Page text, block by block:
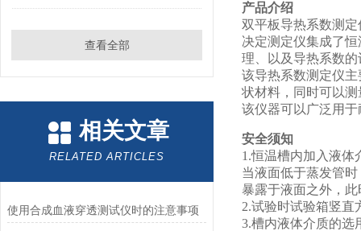
查看全部
相关文章
RELATED ARTICLES
使用合成血液穿透测试仪时的注意事项
产品介绍
双平板导热系数测
决定测定仪集成了
理、以及导热系数
该导热系数测定仪
状材料，同时可以
该仪器可以广泛用
安全须知
1.恒温槽内加入液体
当液面低于蒸发管
暴露于液面之外，
2.试验时试验箱竖直
3.槽内液体介质的选